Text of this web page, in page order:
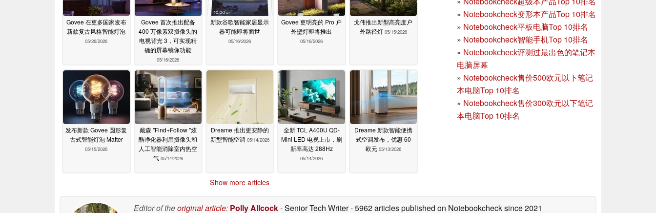
» Notebookcheck变形本产品Top 10排名
» Notebookcheck平板电脑Top 10排名
» Notebookcheck智能手机Top 10排名
» Notebookcheck评测过最出色的笔记本
电脑屏幕
» Notebookcheck售价500欧元以下笔记
本电脑Top 10排名
» Notebookcheck售价300欧元以下笔记
本电脑Top 10排名
Govee 在更多国家发布
新款复古风格智能灯泡
05/26/2026
Govee 首次推出配备
400 万像素双摄像头的
电视背光 3，可实现精
确的屏幕镜像功能
05/16/2026
新款谷歌智能家居显示
器可能即将面世
05/16/2026
Govee 更明亮的 Pro 户
外壁灯即将推出
05/16/2026
戈伟推出新型高亮度户
外路径灯 05/15/2026
发布新款 Govee 圆形复
古式智能灯泡 Matter
05/15/2026
戴森 "Find+Follow "炫
酷净化器利用摄像头和
人工智能消除室内热空
气 05/14/2026
Dreame 推出更安静的
新型智能空调 05/14/2026
全新 TCL A400U QD-
Mini LED 电视上市，刷
新率高达 288Hz
05/14/2026
Dreame 新款智能便携
式空调发布，优惠 60
欧元 05/13/2026
Show more articles
Editor of theoriginal article: Polly Allcock- Senior Tech Writer- 5962 articles published on Notebookchecksince 2021